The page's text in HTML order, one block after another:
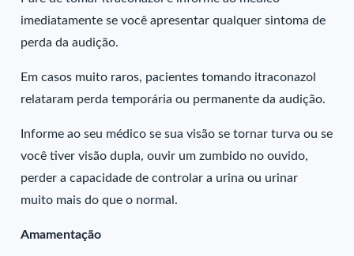
imediatamente se você apresentar qualquer sintoma de
perda da audição.
Em casos muito raros, pacientes tomando itraconazol
relataram perda temporária ou permanente da audição.
Informe ao seu médico se sua visão se tornar turva ou se
você tiver visão dupla, ouvir um zumbido no ouvido,
perder a capacidade de controlar a urina ou urinar
muito mais do que o normal.
Amamentação